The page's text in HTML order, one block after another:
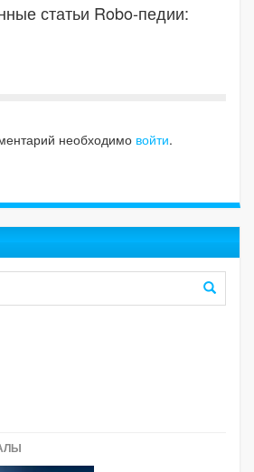
статьи Robo-педии:
необходимо войти.